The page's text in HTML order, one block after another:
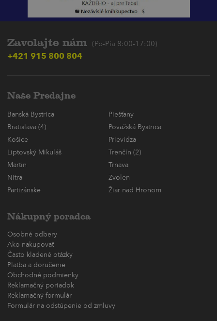
Zavolajte nám (Po-Pia 8:00-17:00)
+421 915 800 804
Naše Predajne
Banská Bystrica
Piešťany
Bratislava (4)
Považská Bystrica
Košice
Prievidza
Liptovský Mikuláš
Trenčín (2)
Martin
Trnava
Nitra
Zvolen
Partizánske
Žiar nad Hronom
Nákupný poradca
Osobné odbery
Ako nakupovať
Často kladené otázky
Platba a doručenie
Obchodné podmienky
Reklamačný poriadok
Reklamačný formulár
Formulár na odstúpenie od zmluvy